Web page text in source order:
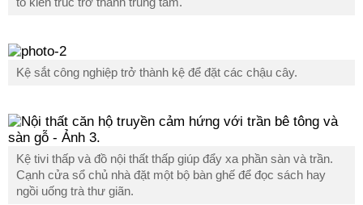
Kệ sắt công nghiệp trở thành kệ để đặt các chậu cây.
Kệ tivi thấp và đồ nội thất thấp giúp đẩy xa phần sàn và trần.
Cạnh cửa sổ chủ nhà đặt một bộ bàn ghế để đọc sách hay
ngồi uống trà thư giãn.